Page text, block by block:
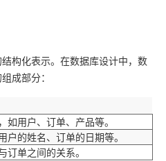
构化表示。在数据库设计中，数
成部分：
如用户、订单、产品等。
户的姓名、订单的日期等。
订单之间的关系。